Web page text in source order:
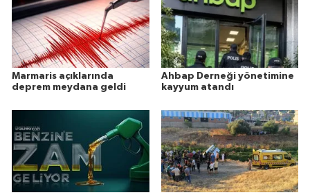
Marmaris açıklarında
deprem meydana geldi
Ahbap Derneği yönetimine
kayyum atandı